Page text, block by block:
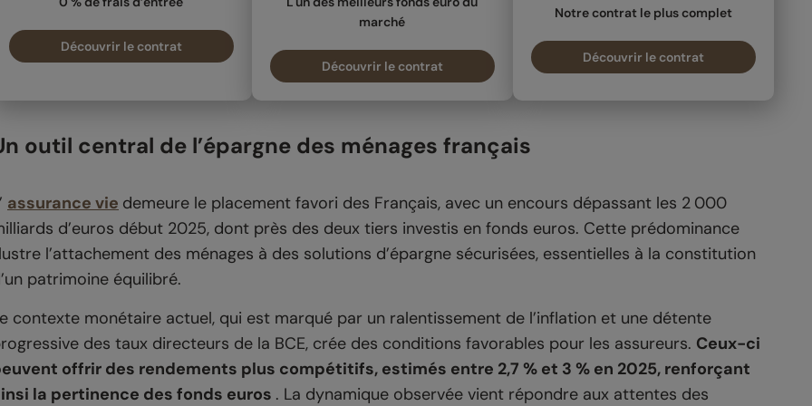
Découvrir le contrat
marché
Découvrir le contrat
Notre contrat le plus complet
Découvrir le contrat
outil central de l’épargne des ménages français
assurance vie demeure le placement favori des Français, avec un encours dépassant les 2 000
d’euros début 2025, dont près des deux tiers investis en fonds euros. Cette prédominance
l’attachement des ménages à des solutions d’épargne sécurisées, essentielles à la constitution
patrimoine équilibré.
contexte monétaire actuel, qui est marqué par un ralentissement de l’inflation et une détente
des taux directeurs de la BCE, crée des conditions favorables pour les assureurs. Ceux-ci
offrir des rendements plus compétitifs, estimés entre 2,7 % et 3 % en 2025, renforçant
la pertinence des fonds euros . La dynamique observée vient répondre aux attentes des